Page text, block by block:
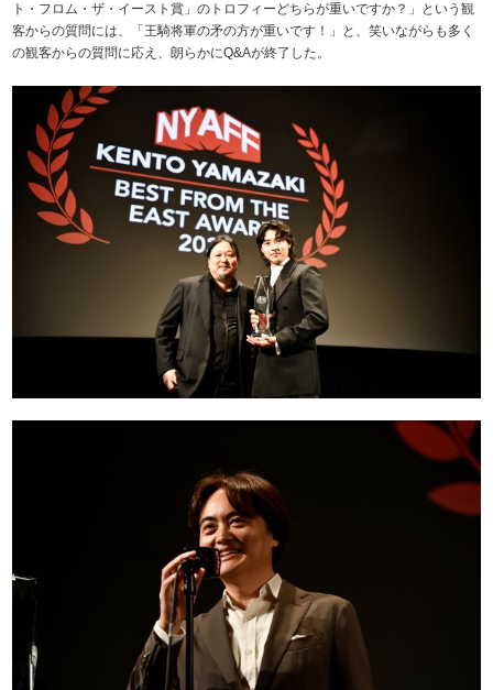
ト・フロム・ザ・イースト賞」のトロフィーどちらが重いですか？」という観
客からの質問には、「王騎将軍の矛の方が重いです！」と、笑いながらも多く
の観客からの質問に応え、朗らかにQ&Aが終了した。